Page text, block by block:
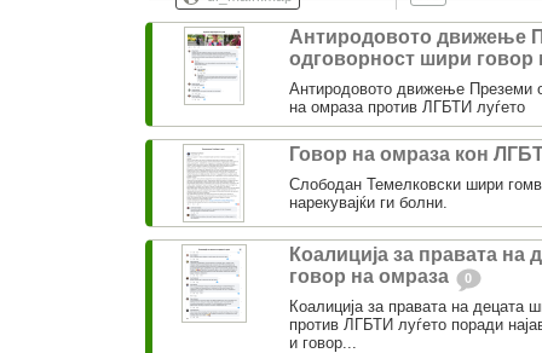
Антиродовото движење
одговорност шири говор
Антиродовото движење Преземи
на омраза против ЛГБТИ луѓето
Говор на омраза кон
Слободан Темелковски шири
нарекувајќи ги болни.
Коалиција за правата на
говор на омраза
0
Коалиција за правата на децата
против ЛГБТИ луѓето поради
и говор...